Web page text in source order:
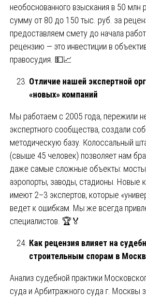
необоснованного взыскания в 50 млн
сумму от 80 до 150 тыс. руб. за
предоставляем смету до начала
рецензию — это инвестиции в
правосудия. 💵📈
Отличие нашей экспертной
«новых» компаний
Мы работаем с 2005 года, пережили
экспертного сообщества, создали
методическую базу. Колоссальный
(свыше 45 человек) позволяет нам
даже самые сложные объекты: мосты,
аэропорты, заводы, стадионы. Новые
имеют 2–3 экспертов, которые
ведет к ошибкам. Мы же всегда
специалистов. 🏆🏅
Как рецензия влияет на
строительным спорам в
Анализ судебной практики
суда и Арбитражного суда г. Москвы